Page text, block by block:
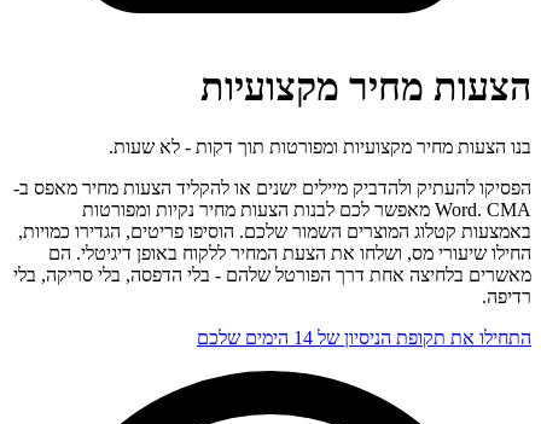
הצעות מחיר מקצועיות
בנו הצעות מחיר מקצועיות ומפורטות תוך דקות - לא שעות.
הפסיקו להעתיק ולהדביק מיילים ישנים או להקליד הצעות מחיר מאפס ב-
Word. CMA מאפשר לכם לבנות הצעות מחיר נקיות ומפורטות
באמצעות קטלוג המוצרים השמור שלכם. הוסיפו פריטים, הגדירו כמויות,
החילו שיעורי מס, ושלחו את הצעת המחיר ללקוח באופן דיגיטלי. הם
מאשרים בלחיצה אחת דרך הפורטל שלהם - בלי הדפסה, בלי סריקה, בלי
רדיפה.
התחילו את תקופת הניסיון של 14 הימים שלכם